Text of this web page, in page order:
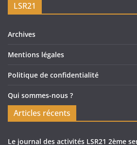
LSR21
Archives
Mentions légales
Politique de confidentialité
Qui sommes-nous ?
Articles récents
Le journal des activités LSR21 2ème